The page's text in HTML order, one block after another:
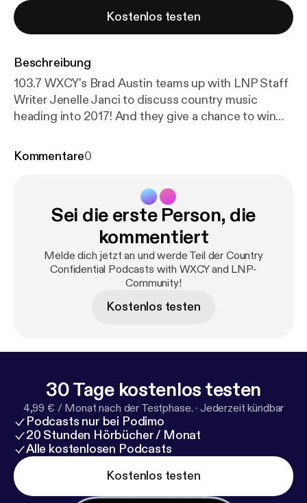
Kostenlos testen
Beschreibung
103.7 WXCY's Brad Austin teams up with LNP Staff
Writer Jenelle Janci to discuss country music
heading into 2017! And they give a chance to win
month!
Kommentare0
Sei die erste Person, die
kommentiert
Melde dich jetzt an und werde Teil der Country
Confidential Podcasts with WXCY and LNP-
Community!
Kostenlos testen
30 Tage kostenlos testen
4,99 € / Monat nach der Testphase. · Jederzeit kündbar
Podcasts nur bei Podimo
20 Stunden Hörbücher / Monat
Alle kostenlosen Podcasts
Kostenlos testen